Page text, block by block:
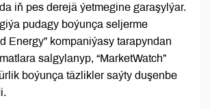
iň pes derejä ýetmegine garaşylýar.
pudagy boýunça seljerme
Energy” kompaniýasy tarapyndan
salgylanyp, “MarketWatch”
boýunça täzlikler saýty duşenbe